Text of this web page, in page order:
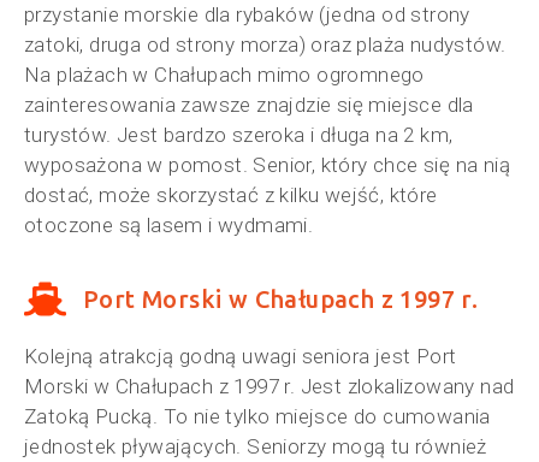
przystanie morskie dla rybaków (jedna od strony
zatoki, druga od strony morza) oraz plaża nudystów.
Na plażach w Chałupach mimo ogromnego
zainteresowania zawsze znajdzie się miejsce dla
turystów. Jest bardzo szeroka i długa na 2 km,
wyposażona w pomost. Senior, który chce się na nią
dostać, może skorzystać z kilku wejść, które
otoczone są lasem i wydmami.
Port Morski w Chałupach z 1997 r.
Kolejną atrakcją godną uwagi seniora jest Port
Morski w Chałupach z 1997 r. Jest zlokalizowany nad
Zatoką Pucką. To nie tylko miejsce do cumowania
jednostek pływających. Seniorzy mogą tu również